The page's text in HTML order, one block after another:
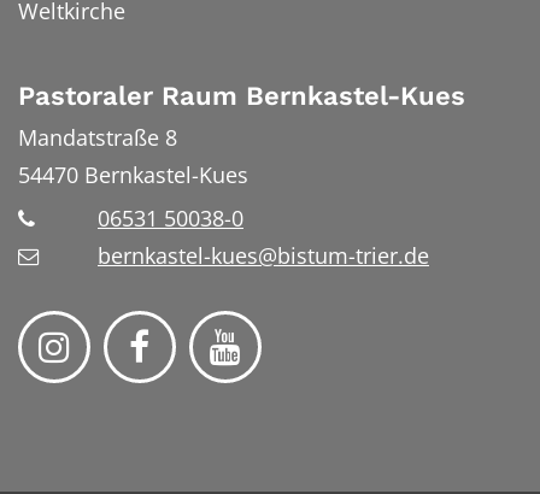
Weltkirche
Pastoraler Raum Bernkastel-Kues
Mandatstraße 8
54470 Bernkastel-Kues
06531 50038-0
bernkastel-kues@bistum-trier.de